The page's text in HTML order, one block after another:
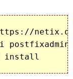
https://
i